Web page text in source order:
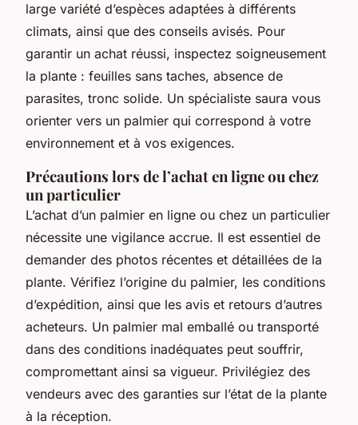
large variété d’espèces adaptées à différents
climats, ainsi que des conseils avisés. Pour
garantir un achat réussi, inspectez soigneusement
la plante : feuilles sans taches, absence de
parasites, tronc solide. Un spécialiste saura vous
orienter vers un palmier qui correspond à votre
environnement et à vos exigences.
Précautions lors de l’achat en ligne ou chez
un particulier
L’achat d’un palmier en ligne ou chez un particulier
nécessite une vigilance accrue. Il est essentiel de
demander des photos récentes et détaillées de la
plante. Vérifiez l’origine du palmier, les conditions
d’expédition, ainsi que les avis et retours d’autres
acheteurs. Un palmier mal emballé ou transporté
dans des conditions inadéquates peut souffrir,
compromettant ainsi sa vigueur. Privilégiez des
vendeurs avec des garanties sur l’état de la plante
à la réception.